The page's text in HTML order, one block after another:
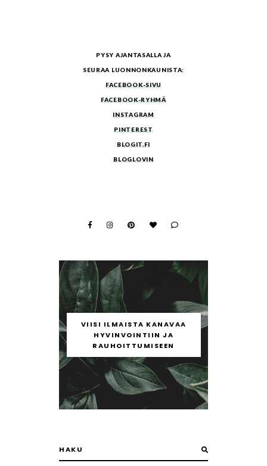
PYSY AJANTASALLA JA
SEURAA LUONNONKAUNISTA:
FACEBOOK-SIVU
FACEBOOK-RYHMÄ
INSTAGRAM
PINTEREST
BLOGIT.FI
BLOGLOVIN
VIISI ILMAISTA KANAVAA
HYVINVOINTIIN JA
RAUHOITTUMISEEN